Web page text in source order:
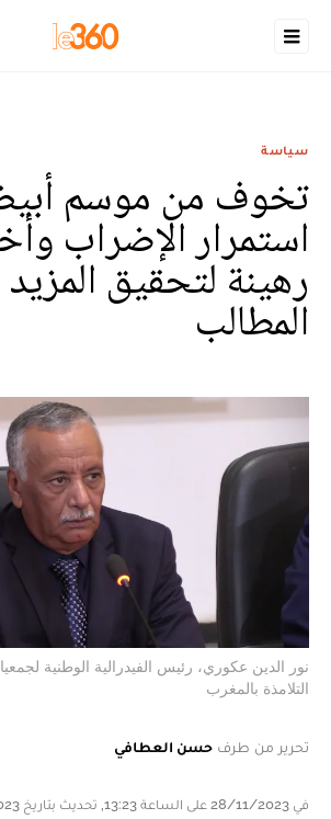
سياسة
تخوف من موسم
استمرار الإضراب
رهينة لتحقيق
المطالب
نور الدين عكوري، رئيس الفيدرالية الوطنية
التلامذة بالمغرب
تحرير من طرف حسن العطافي